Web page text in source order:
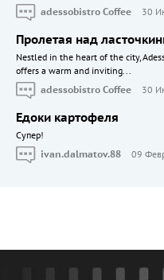
adessobistro Coffee
30
Пролетая над
Nestled in the heart of the city,
offers a warm and inviting...
adessobistro Coffee
30
Едоки картофеля
Cупер!
ivan.dalmatov.88
09